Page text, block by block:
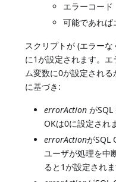
エラーコード
可能であれば
スクリプトが (エラー
に1が設定されます。
ム変数に0が設定され
に基づき:
errorAction が
OKは0に設定され
errorActionがSQL
ユーザが処理を中
ると1が設定されま